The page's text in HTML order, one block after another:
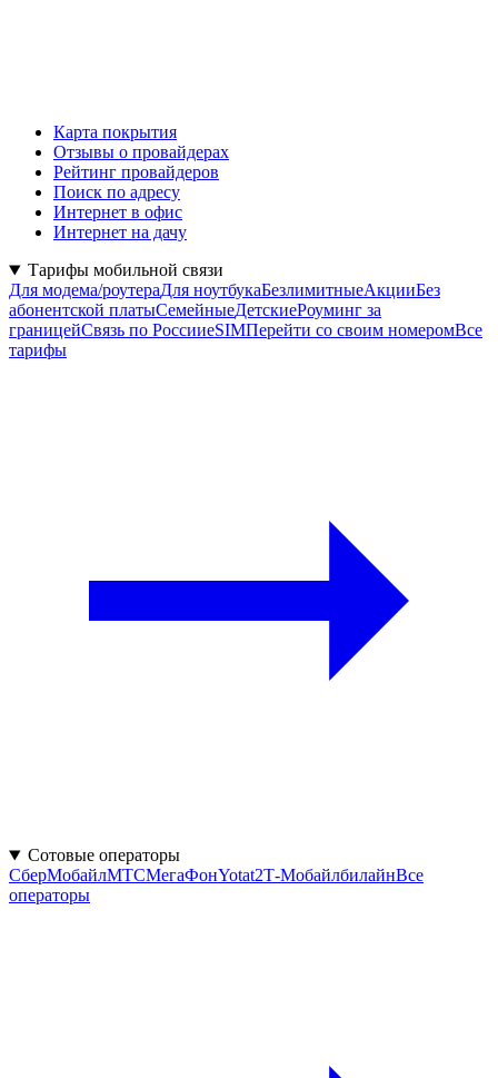
Карта покрытия
Отзывы о провайдерах
Рейтинг провайдеров
Поиск по адресу
Интернет в офис
Интернет на дачу
Тарифы мобильной связи
Для модема/роутераДля ноутбукаБезлимитныеАкцииБез
абонентской платыСемейныеДетскиеРоуминг за
границейСвязь по РоссииeSIMПерейти со своим номеромВсе
тарифы
Сотовые операторы
СберМобайлМТСМегаФонYotat2Т‑МобайлбилайнВсе
операторы